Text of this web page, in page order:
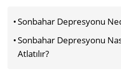
Sonbahar Depresyonu
Sonbahar Depresyonu
Atlatılır?